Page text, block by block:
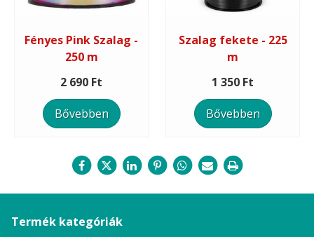
Fényes Pink Szalag -
250 m
2 690 Ft
Bővebben
Szalag fekete - 225
m
1 350 Ft
Bővebben
Termék kategóriák